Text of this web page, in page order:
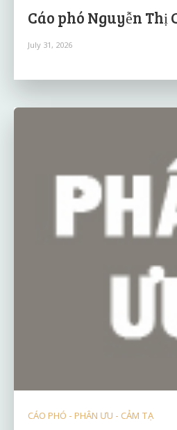
Cáo phó Nguyễn Thị
July 31, 2026
CÁO PHÓ - PHÂN ƯU - CẢM TẠ